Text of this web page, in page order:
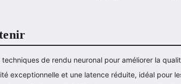
techniques de rendu neuronal pour améliorer la
exceptionnelle et une latence réduite, idéal pour